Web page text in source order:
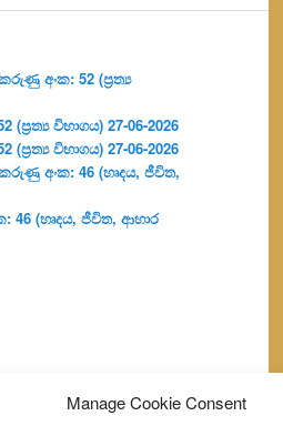
Manage Cookie Consent
අංක: 52 (ප්‍ර‍ත්‍ය
විභාගය) 27-06-2026
විභාගය) 27-06-2026
අංක: 46 (හෘදය, ජීවිත,
(හෘදය, ජීවිත, ආහාර